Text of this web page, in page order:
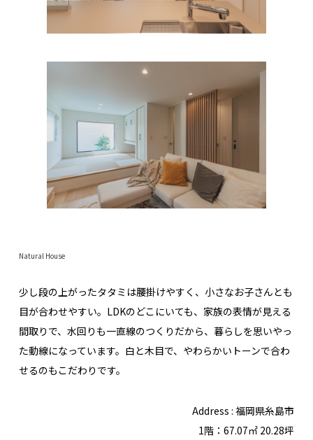
Natural House
少し段の上がったタタミは腰掛けやすく、小さなお子さんとも
目が合わせやすい。LDKのどこにいても、家族の表情が見える
間取りで、水回りも一直線のつくりだから、暮らしを思いやっ
た動線になっています。白と木目で、やわらかいトーンで合わ
せるのもこだわりです。
Address : 福岡県糸島市
1階：67.07㎡ 20.28坪